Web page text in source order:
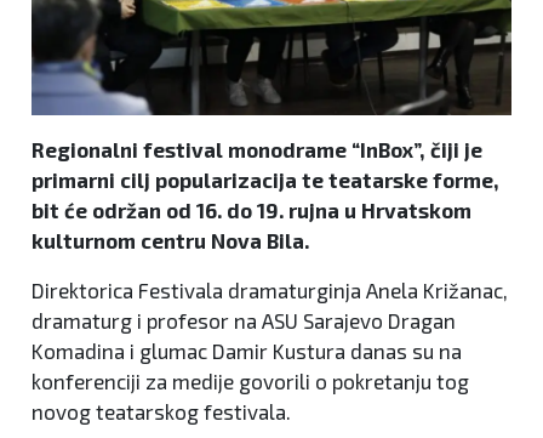
Regionalni festival monodrame “InBox”, čiji je
primarni cilj popularizacija te teatarske forme,
bit će održan od 16. do 19. rujna u Hrvatskom
kulturnom centru Nova Bila.
Direktorica Festivala dramaturginja Anela Križanac,
dramaturg i profesor na ASU Sarajevo Dragan
Komadina i glumac Damir Kustura danas su na
konferenciji za medije govorili o pokretanju tog
novog teatarskog festivala.